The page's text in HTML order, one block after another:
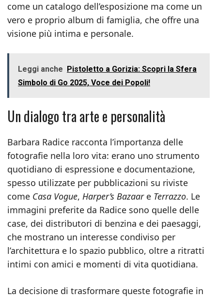
come un catalogo dell’esposizione ma come un
vero e proprio album di famiglia, che offre una
visione più intima e personale.
Leggi anche Pistoletto a Gorizia: Scopri la Sfera
Simbolo di Go 2025, Voce dei Popoli!
Un dialogo tra arte e personalità
Barbara Radice racconta l’importanza delle
fotografie nella loro vita: erano uno strumento
quotidiano di espressione e documentazione,
spesso utilizzate per pubblicazioni su riviste
come Casa Vogue, Harper’s Bazaare Terrazzo. Le
immagini preferite da Radice sono quelle delle
case, dei distributori di benzina e dei paesaggi,
che mostrano un interesse condiviso per
l’architettura e lo spazio pubblico, oltre a ritratti
intimi con amici e momenti di vita quotidiana.
La decisione di trasformare queste fotografie in